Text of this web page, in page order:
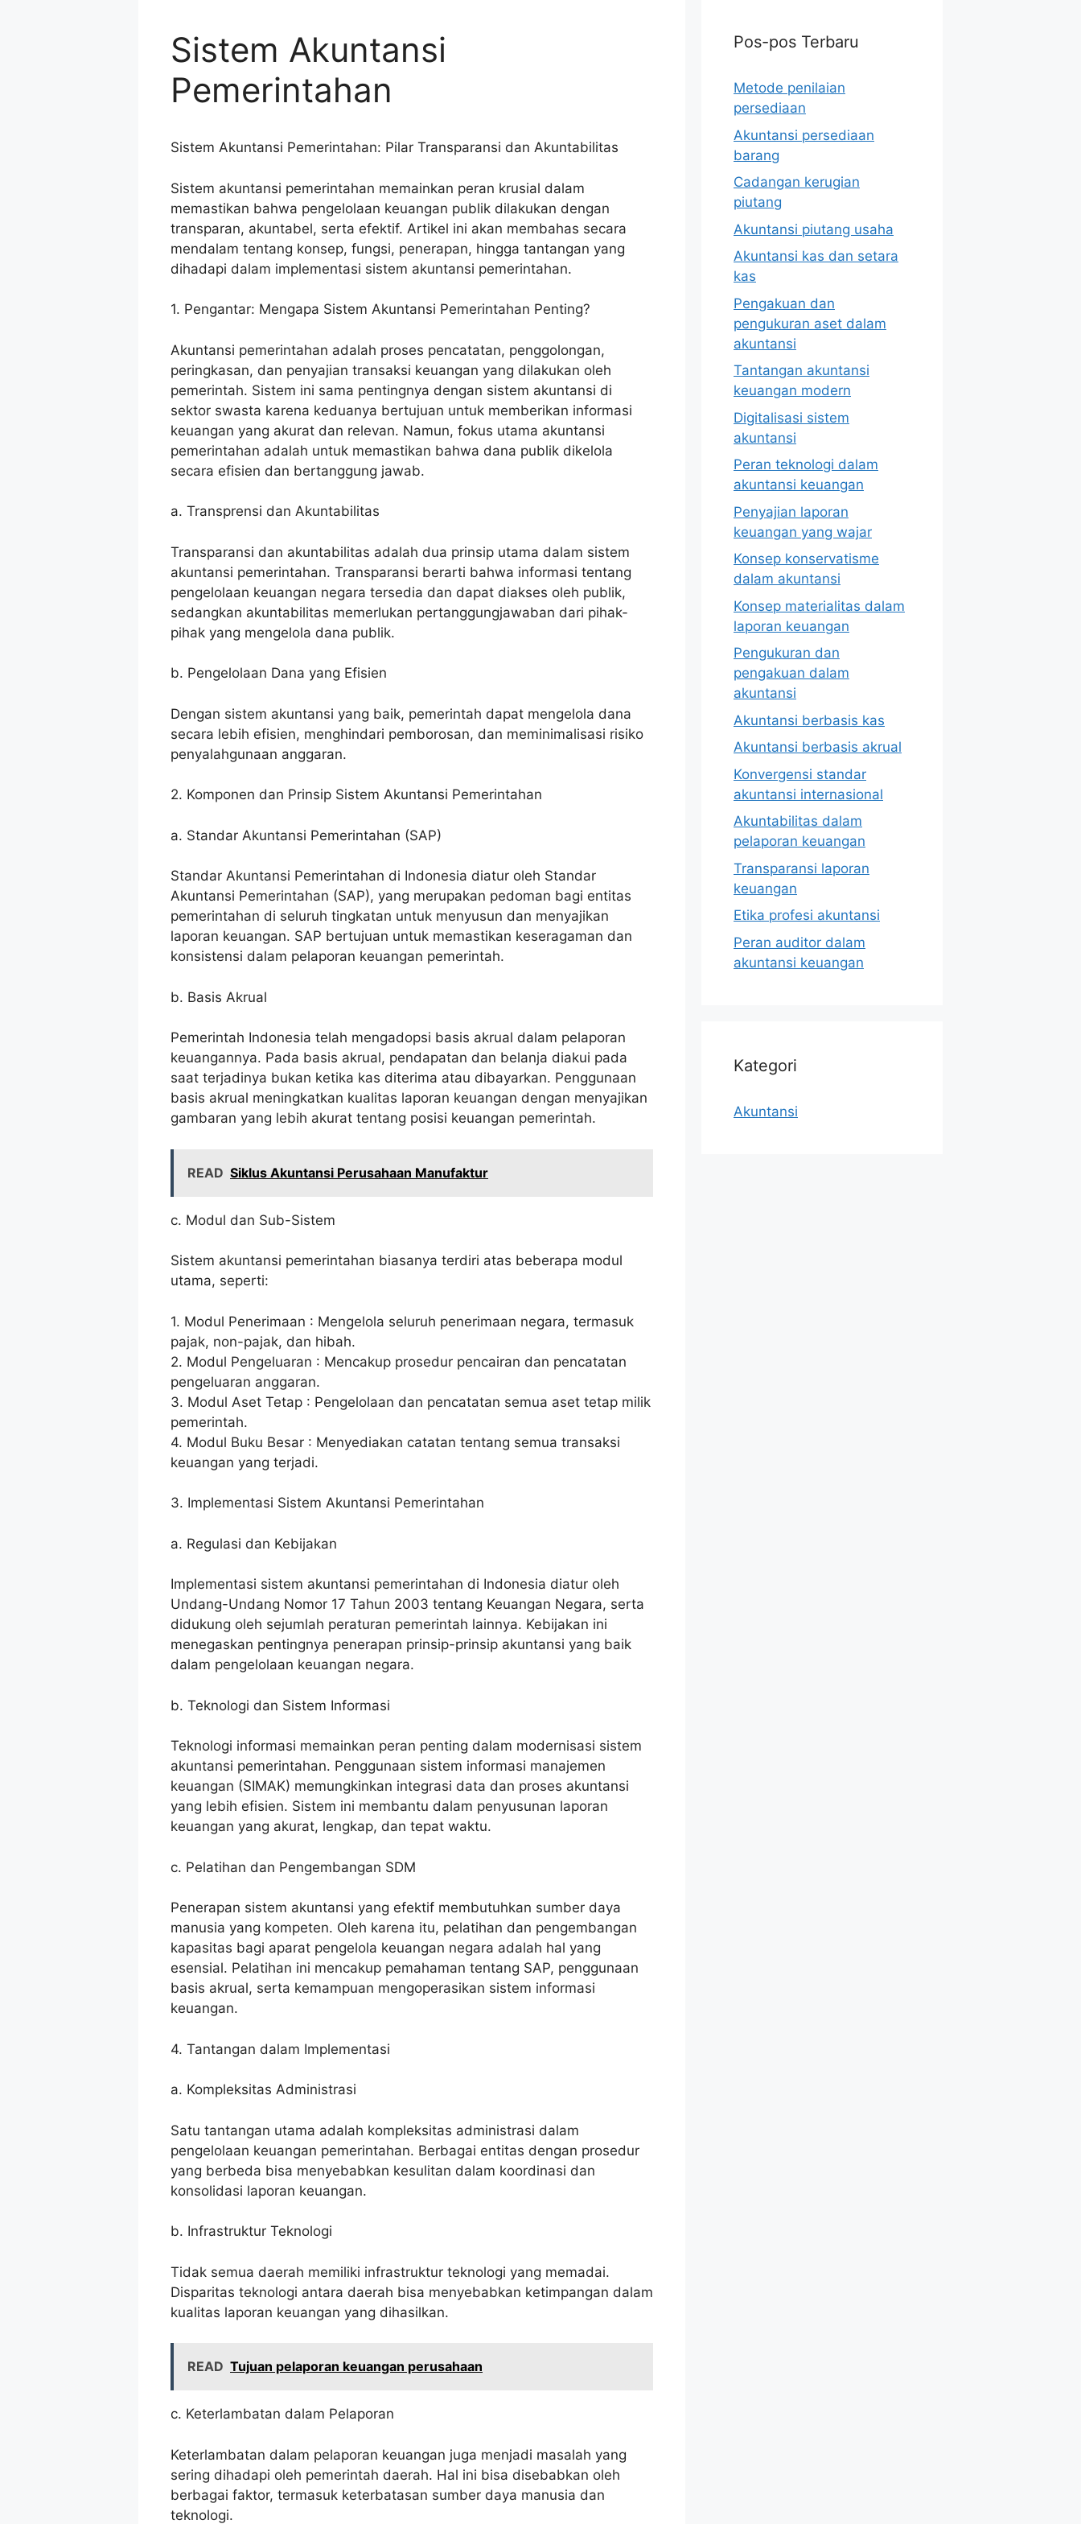
Sistem Akuntansi
Pemerintahan
Sistem Akuntansi Pemerintahan: Pilar Transparansi dan Akuntabilitas
Sistem akuntansi pemerintahan memainkan peran krusial dalam
memastikan bahwa pengelolaan keuangan publik dilakukan dengan
transparan, akuntabel, serta efektif. Artikel ini akan membahas secara
mendalam tentang konsep, fungsi, penerapan, hingga tantangan yang
dihadapi dalam implementasi sistem akuntansi pemerintahan.
1. Pengantar: Mengapa Sistem Akuntansi Pemerintahan Penting?
Akuntansi pemerintahan adalah proses pencatatan, penggolongan,
peringkasan, dan penyajian transaksi keuangan yang dilakukan oleh
pemerintah. Sistem ini sama pentingnya dengan sistem akuntansi di
sektor swasta karena keduanya bertujuan untuk memberikan informasi
keuangan yang akurat dan relevan. Namun, fokus utama akuntansi
pemerintahan adalah untuk memastikan bahwa dana publik dikelola
secara efisien dan bertanggung jawab.
a. Transprensi dan Akuntabilitas
Transparansi dan akuntabilitas adalah dua prinsip utama dalam sistem
akuntansi pemerintahan. Transparansi berarti bahwa informasi tentang
pengelolaan keuangan negara tersedia dan dapat diakses oleh publik,
sedangkan akuntabilitas memerlukan pertanggungjawaban dari pihak-
pihak yang mengelola dana publik.
b. Pengelolaan Dana yang Efisien
Dengan sistem akuntansi yang baik, pemerintah dapat mengelola dana
secara lebih efisien, menghindari pemborosan, dan meminimalisasi risiko
penyalahgunaan anggaran.
2. Komponen dan Prinsip Sistem Akuntansi Pemerintahan
a. Standar Akuntansi Pemerintahan (SAP)
Standar Akuntansi Pemerintahan di Indonesia diatur oleh Standar
Akuntansi Pemerintahan (SAP), yang merupakan pedoman bagi entitas
pemerintahan di seluruh tingkatan untuk menyusun dan menyajikan
laporan keuangan. SAP bertujuan untuk memastikan keseragaman dan
konsistensi dalam pelaporan keuangan pemerintah.
b. Basis Akrual
Pemerintah Indonesia telah mengadopsi basis akrual dalam pelaporan
keuangannya. Pada basis akrual, pendapatan dan belanja diakui pada
saat terjadinya bukan ketika kas diterima atau dibayarkan. Penggunaan
basis akrual meningkatkan kualitas laporan keuangan dengan menyajikan
gambaran yang lebih akurat tentang posisi keuangan pemerintah.
READ Siklus Akuntansi Perusahaan Manufaktur
c. Modul dan Sub-Sistem
Sistem akuntansi pemerintahan biasanya terdiri atas beberapa modul
utama, seperti:
1. Modul Penerimaan : Mengelola seluruh penerimaan negara, termasuk
pajak, non-pajak, dan hibah.
2. Modul Pengeluaran : Mencakup prosedur pencairan dan pencatatan
pengeluaran anggaran.
3. Modul Aset Tetap : Pengelolaan dan pencatatan semua aset tetap milik
pemerintah.
4. Modul Buku Besar : Menyediakan catatan tentang semua transaksi
keuangan yang terjadi.
3. Implementasi Sistem Akuntansi Pemerintahan
a. Regulasi dan Kebijakan
Implementasi sistem akuntansi pemerintahan di Indonesia diatur oleh
Undang-Undang Nomor 17 Tahun 2003 tentang Keuangan Negara, serta
didukung oleh sejumlah peraturan pemerintah lainnya. Kebijakan ini
menegaskan pentingnya penerapan prinsip-prinsip akuntansi yang baik
dalam pengelolaan keuangan negara.
b. Teknologi dan Sistem Informasi
Teknologi informasi memainkan peran penting dalam modernisasi sistem
akuntansi pemerintahan. Penggunaan sistem informasi manajemen
keuangan (SIMAK) memungkinkan integrasi data dan proses akuntansi
yang lebih efisien. Sistem ini membantu dalam penyusunan laporan
keuangan yang akurat, lengkap, dan tepat waktu.
c. Pelatihan dan Pengembangan SDM
Penerapan sistem akuntansi yang efektif membutuhkan sumber daya
manusia yang kompeten. Oleh karena itu, pelatihan dan pengembangan
kapasitas bagi aparat pengelola keuangan negara adalah hal yang
esensial. Pelatihan ini mencakup pemahaman tentang SAP, penggunaan
basis akrual, serta kemampuan mengoperasikan sistem informasi
keuangan.
4. Tantangan dalam Implementasi
a. Kompleksitas Administrasi
Satu tantangan utama adalah kompleksitas administrasi dalam
pengelolaan keuangan pemerintahan. Berbagai entitas dengan prosedur
yang berbeda bisa menyebabkan kesulitan dalam koordinasi dan
konsolidasi laporan keuangan.
b. Infrastruktur Teknologi
Tidak semua daerah memiliki infrastruktur teknologi yang memadai.
Disparitas teknologi antara daerah bisa menyebabkan ketimpangan dalam
kualitas laporan keuangan yang dihasilkan.
READ Tujuan pelaporan keuangan perusahaan
c. Keterlambatan dalam Pelaporan
Keterlambatan dalam pelaporan keuangan juga menjadi masalah yang
sering dihadapi oleh pemerintah daerah. Hal ini bisa disebabkan oleh
berbagai faktor, termasuk keterbatasan sumber daya manusia dan
teknologi.
Pos-pos Terbaru
Metode penilaian
persediaan
Akuntansi persediaan
barang
Cadangan kerugian
piutang
Akuntansi piutang usaha
Akuntansi kas dan setara
kas
Pengakuan dan
pengukuran aset dalam
akuntansi
Tantangan akuntansi
keuangan modern
Digitalisasi sistem
akuntansi
Peran teknologi dalam
akuntansi keuangan
Penyajian laporan
keuangan yang wajar
Konsep konservatisme
dalam akuntansi
Konsep materialitas dalam
laporan keuangan
Pengukuran dan
pengakuan dalam
akuntansi
Akuntansi berbasis kas
Akuntansi berbasis akrual
Konvergensi standar
akuntansi internasional
Akuntabilitas dalam
pelaporan keuangan
Transparansi laporan
keuangan
Etika profesi akuntansi
Peran auditor dalam
akuntansi keuangan
Kategori
Akuntansi